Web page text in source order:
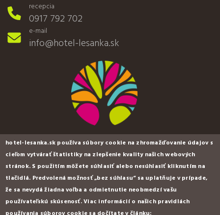
recepcia
0917 792 702
e-mail
info@hotel-lesanka.sk
hotel & wellness LESANKA ***
Košická Belá 1160
hotel-lesanka.sk používa súbory cookie na zhromažďovanie údajov s
cieľom vytvárať štatistiky na zlepšenie kvality našich webových
stránok. S použitím môžete súhlasiť alebo nesúhlasiť kliknutím na
tlačidlá. Predvolená možnosť „bez súhlasu“ sa uplatňuje v prípade,
že sa nevydá žiadna voľba a odmietnutie neobmedzí vašu
používateľskú skúsenosť. Viac informácií o našich pravidlách